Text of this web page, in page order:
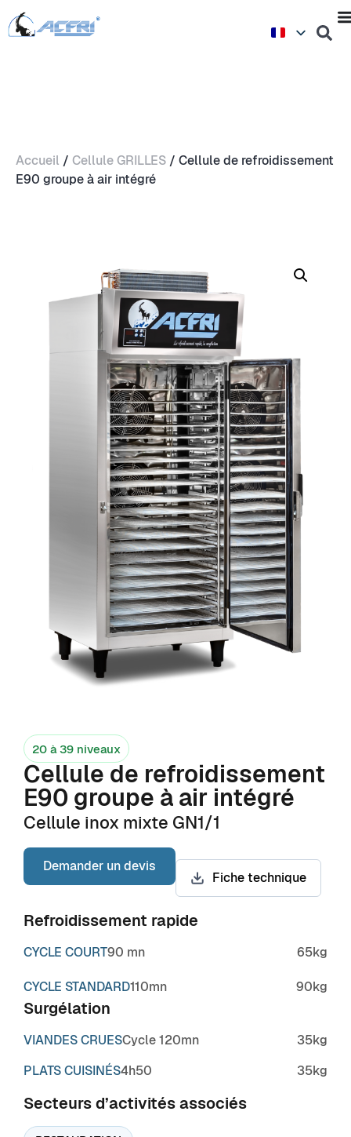
Accueil / Cellule GRILLES / Cellule de refroidissement
E90 groupe à air intégré
20 à 39 niveaux
Cellule de refroidissement
E90 groupe à air intégré
Cellule inox mixte GN1/1
Demander un devis
Fiche technique
Refroidissement rapide
CYCLE COURT90 mn 65kg
CYCLE STANDARD110mn 90kg
Surgélation
VIANDES CRUESCycle 120mn
35kg
PLATS CUISINÉS4h50 35kg
Secteurs d’activités associés